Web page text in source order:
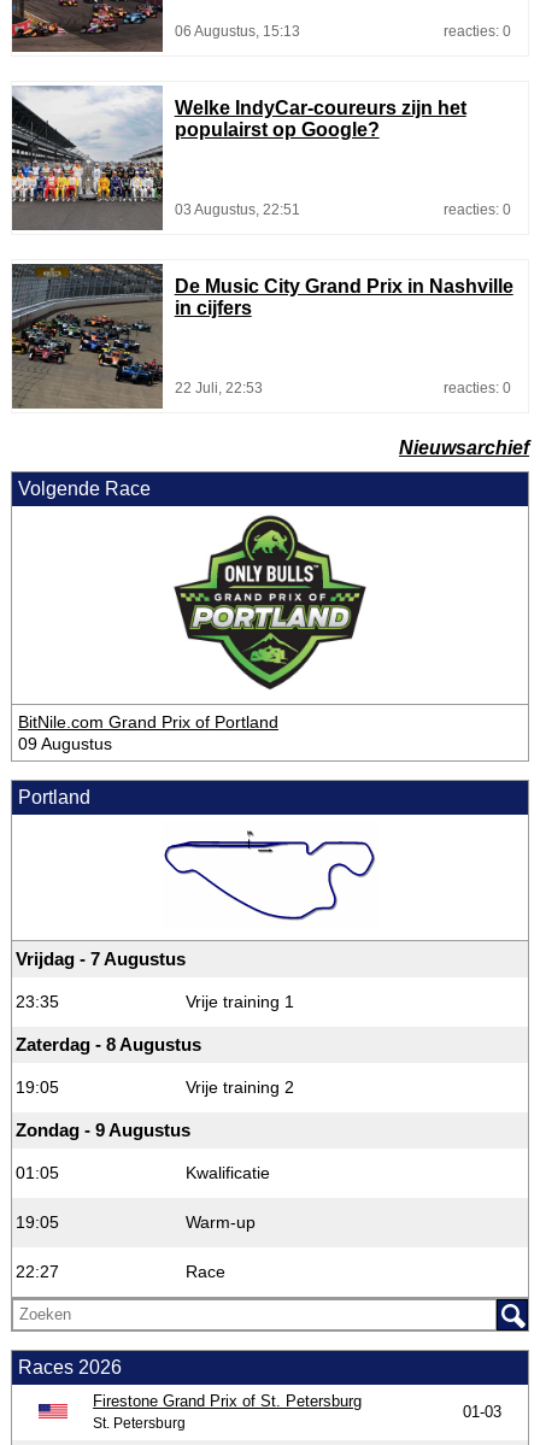
06 Augustus, 15:13 reacties: 0
Welke IndyCar-coureurs zijn het
populairst op Google?
03 Augustus, 22:51 reacties: 0
De Music City Grand Prix in Nashville
in cijfers
22 Juli, 22:53 reacties: 0
Nieuwsarchief
Volgende Race
BitNile.com Grand Prix of Portland
09 Augustus
Portland
Vrijdag - 7 Augustus
23:35 Vrije training 1
Zaterdag - 8 Augustus
19:05 Vrije training 2
Zondag - 9 Augustus
01:05 Kwalificatie
19:05 Warm-up
22:27 Race
Races 2026
Firestone Grand Prix of St. Petersburg
St. Petersburg
01-03